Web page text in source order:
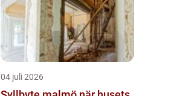
04 juli 2026